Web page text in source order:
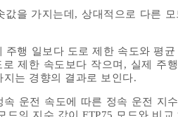
값을 가지는데, 상대적으로 다른
주행 일보다 도로 제한 속도와 평
제한 속도보다 작으며, 실제 주
는 경향의 결과로 보인다.
속 운전 속도에 따른 정속 운전 지
드의 지수 값이 FTP75 모드와 비